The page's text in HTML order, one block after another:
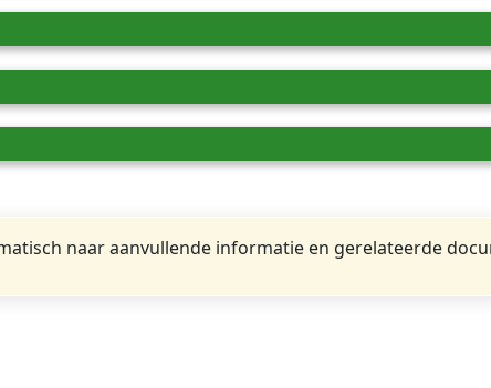
naar aanvullende informatie en gerelateerde